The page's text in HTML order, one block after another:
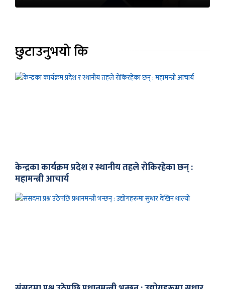
छुटाउनुभयो कि
केन्द्रका कार्यक्रम प्रदेश र स्थानीय तहले रोकिरहेका छन् :
महामन्त्री आचार्य